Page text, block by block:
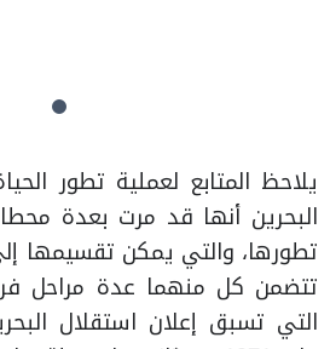
يلاحظ المتابع لعملية تطور
البحرين أنها قد مرت بعدة
تطورها، والتي يمكن تقسيمها
تتضمن كل منهما عدة مراحل
التي تسبق إعلان استقلال